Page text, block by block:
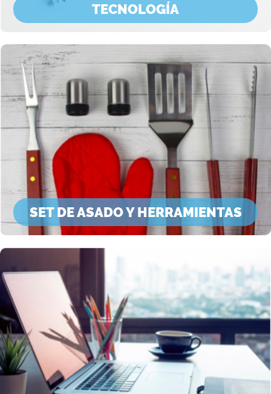
TECNOLOGÍA
SET DE ASADO Y HERRAMIENTAS